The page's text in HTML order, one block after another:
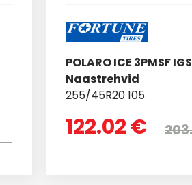
POLARO ICE 3PMSF
Naastrehvid
255/45R20 105
122.02 €